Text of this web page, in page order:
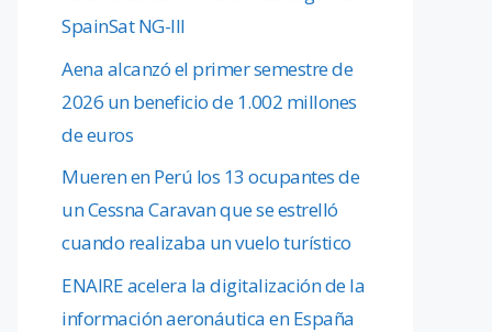
SpainSat NG-III
Aena alcanzó el primer semestre de
2026 un beneficio de 1.002 millones
de euros
Mueren en Perú los 13 ocupantes de
un Cessna Caravan que se estrelló
cuando realizaba un vuelo turístico
ENAIRE acelera la digitalización de la
información aeronáutica en España